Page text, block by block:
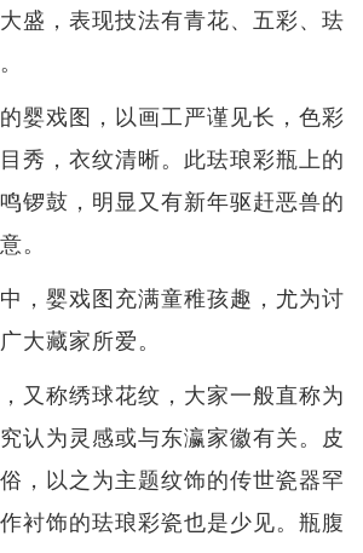
盛，表现技法有青花、五彩、珐
婴戏图，以画工严谨见长，色彩
秀，衣纹清晰。此珐琅彩瓶上的
锣鼓，明显又有新年驱赶恶兽的
。
，婴戏图充满童稚孩趣，尤为讨
大藏家所爱。
又称绣球花纹，大家一般直称为
认为灵感或与东瀛家徽有关。皮
，以之为主题纹饰的传世瓷器罕
衬饰的珐琅彩瓷也是少见。瓶腹